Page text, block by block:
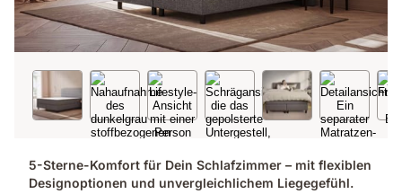
5-Sterne-Komfort für Dein Schlafzimmer – mit flexiblen
Designoptionen und unvergleichlichem Liegegefühl.